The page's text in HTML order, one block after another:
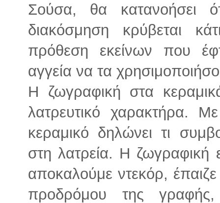
Σούσα, θα κατανοήσει
διακόσμηση κρύβεται
πρόθεση εκείνων που
αγγεία να τα
Η ζωγραφική στα
λατρευτικό χαρακτήρα.
κεραμικό δηλώνει τι
στη λατρεία. Η ζωγραφική
αποκαλούμε ντεκόρ,
προδρόμου της